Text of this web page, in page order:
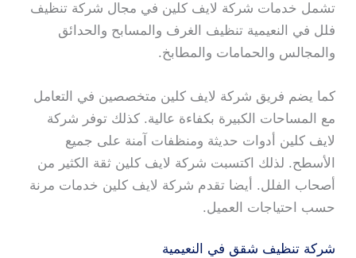
تشمل خدمات شركة لايف كلين في مجال شركة تنظيف
فلل في النعيمية تنظيف الغرف والمسابح والحدائق
والمجالس والحمامات والمطابخ.
كما يضم فريق شركة لايف كلين متخصصين في التعامل
مع المساحات الكبيرة بكفاءة عالية. كذلك توفر شركة
لايف كلين أدوات حديثة ومنظفات آمنة على جميع
الأسطح. لذلك اكتسبت شركة لايف كلين ثقة الكثير من
أصحاب الفلل. أيضا تقدم شركة لايف كلين خدمات مرنة
حسب احتياجات العميل.
شركة تنظيف شقق في النعيمية